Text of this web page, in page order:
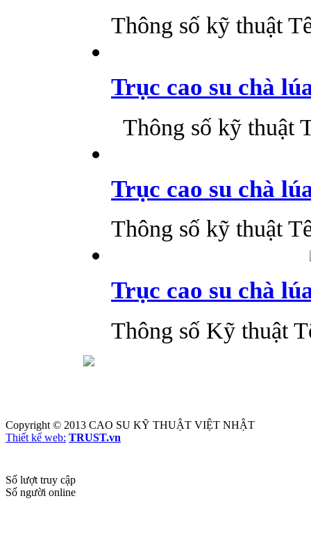
Thông số kỹ thuật
Trục cao su chà
Thông số kỹ thuật
Trục cao su chà
Thông số kỹ thuật
Trục cao su chà
Thông số Kỹ thuật
Copyright © 2013 CAO SU KỸ THUẬT VIỆT NHẬT
Thiết kế web: TRUST.vn
Số lượt truy cập
Số người online